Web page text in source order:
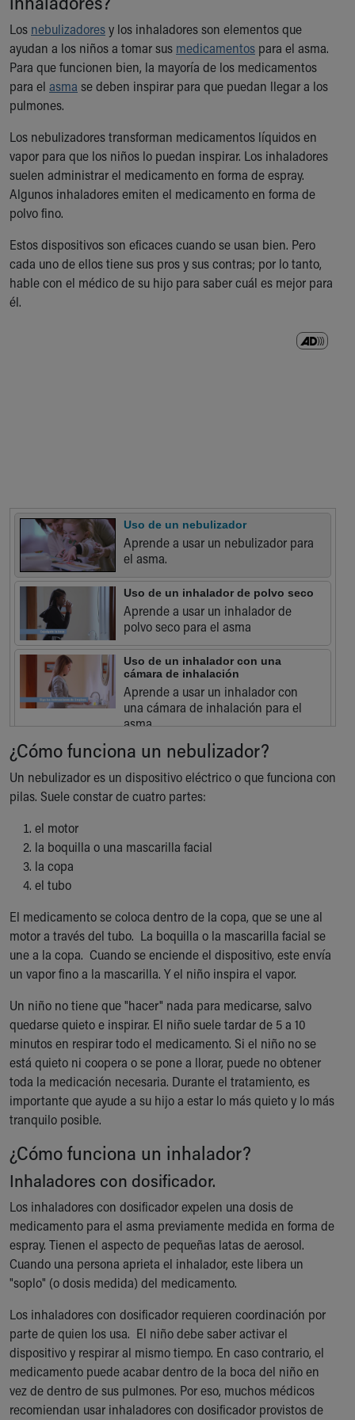
Ronald McDonald House Care Mobile
Health Centers
Symptom Checker
Financial Services
Price Estimates
Family Supports
New Parents
Find a Pediatrics Location
Find a Pediatrician
MyChart
Make an Appointment
Breastfeeding Medicine
Child Passenger Safety
Safe Sleep for Babies
Quality and Patient Safety
Unity and Engagement
Women's Board
Our History
More childhood, please.™
Cincinnati Children's
Your Visit
MyChart Telehealth Visits
Directions
Doggie Brigade
During Your Visit
Financial Services
Visiting
Gift Shop
Department of Public Safety
Health Information
Healthy Info, Healthy Kids
Inside Children's Blog
KidsHealth Topics
Educational Resources
Injury Prevention
Medical Records
Symptom Checker
Skip to main content
Los nebulizadoresy los inhaladores son elementos que
ayudan a los niños a tomar sus medicamentos para el asma.
Para que funcionen bien, la mayoría de los medicamentos
para el asma se deben inspirar para que puedan llegar a los
pulmones.
Los nebulizadores transforman medicamentos líquidos en
vapor para que los niños lo puedan inspirar. Los inhaladores
suelen administrar el medicamento en forma de espray.
Algunos inhaladores emiten el medicamento en forma de
polvo fino.
Estos dispositivos son eficaces cuando se usan bien. Pero
cada uno de ellos tiene sus pros y sus contras; por lo tanto,
hable con el médico de su hijo para saber cuál es mejor para
él.
Uso de un nebulizador
Aprende a usar un nebulizador para
el asma.
Uso de un inhalador de polvo seco
Aprende a usar un inhalador de
polvo seco para el asma
Uso de un inhalador con una
cámara de inhalación
Aprende a usar un inhalador con
una cámara de inhalación para el
asma.
¿Cómo funciona un nebulizador?
Un nebulizador es un dispositivo eléctrico o que funciona con
pilas. Suele constar de cuatro partes:
el motor
la boquilla o una mascarilla facial
la copa
el tubo
El medicamento se coloca dentro de la copa, que se une al
motor a través del tubo. La boquilla o la mascarilla facial se
une a la copa. Cuando se enciende el dispositivo, este envía
un vapor fino a la mascarilla. Y el niño inspira el vapor.
Un niño no tiene que "hacer" nada para medicarse, salvo
quedarse quieto e inspirar. El niño suele tardar de 5 a 10
minutos en respirar todo el medicamento. Si el niño no se
está quieto ni coopera o se pone a llorar, puede no obtener
toda la medicación necesaria. Durante el tratamiento, es
importante que ayude a su hijo a estar lo más quieto y lo más
tranquilo posible.
¿Cómo funciona un inhalador?
Inhaladores con dosificador.
Los inhaladores con dosificador expelen una dosis de
medicamento para el asma previamente medida en forma de
espray. Tienen el aspecto de pequeñas latas de aerosol.
Cuando una persona aprieta el inhalador, este libera un
"soplo" (o dosis medida) del medicamento.
Los inhaladores con dosificador requieren coordinación por
parte de quien los usa. El niño debe saber activar el
dispositivo y respirar al mismo tiempo. En caso contrario, el
medicamento puede acabar dentro de la boca del niño en
vez de dentro de sus pulmones. Por eso, muchos médicos
recomiendan usar inhaladores con dosificador provistos de